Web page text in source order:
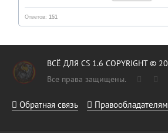
Ответов: 151
ВСЁ ДЛЯ CS 1.6 COPYRIGHT ©
Все права защищены.
Обратная связь Правообладателям